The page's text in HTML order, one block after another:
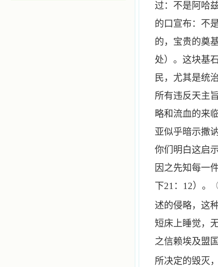
过：不是阿哈
的口宣布：不
的，宝贵的奠
处）。这块基
民，尤其是统
所有违反天主
略和流血的来
亚似乎暗示撒
你们明白这启
因之先知每一
下21 ： 12）。
述的侵略，这
短床上睡觉，
之信赖埃及盟
所决定的毁灭